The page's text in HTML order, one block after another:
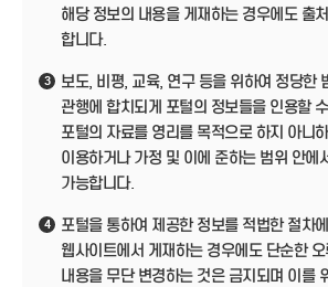
해당 정보의 내용을 게재하는 경우에도 출
합니다.
3
보도, 비평, 교육, 연구 등을 위하여 정당한
관행에 합치되게 포털의 정보들을 인용할
포털의 자료를 영리를 목적으로 하지 아니
이용하거나 가정 및 이에 준하는 범위 안에
가능합니다.
4
포털을 통하여 제공한 정보를 적법한 절차
웹사이트에서 게재하는 경우에도 단순한
내용을 무단 변경하는 것은 금지되며 이를